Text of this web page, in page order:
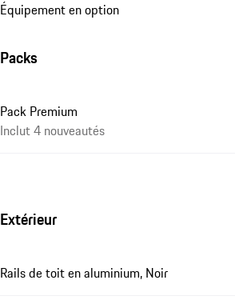
Équipement en option
Packs
Pack Premium
Inclut 4 nouveautés
Extérieur
Rails de toit en aluminium, Noir